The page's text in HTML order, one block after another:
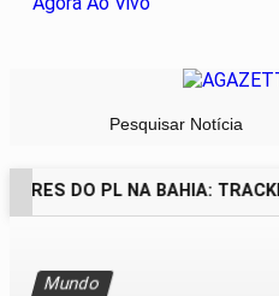
Pesquisar Notícia
DO PL NA BAHIA:
Mundo